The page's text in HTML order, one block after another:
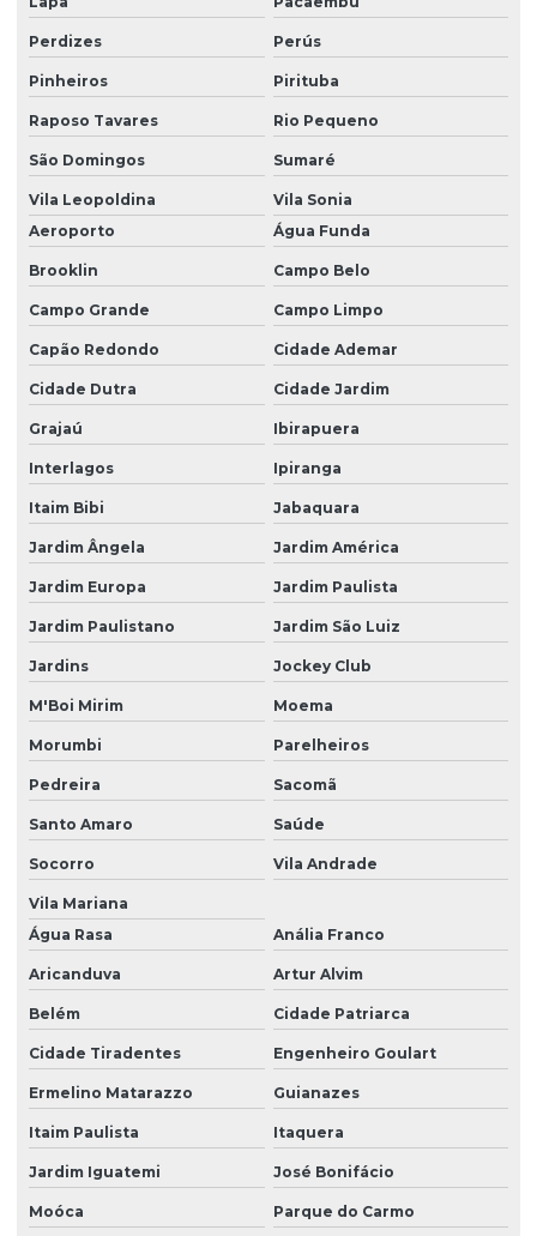
Perdizes Perús
Pinheiros Pirituba
Raposo Tavares Rio Pequeno
São Domingos Sumaré
Vila Leopoldina
Vila Sonia
Aeroporto
Água Funda
Brooklin Campo Belo
Campo Grande Campo Limpo
Capão Redondo Cidade Ademar
Cidade Dutra Cidade Jardim
Grajaú Ibirapuera
Interlagos Ipiranga
Itaim Bibi Jabaquara
Jardim Ângela Jardim América
Jardim Europa Jardim Paulista
Jardim Paulistano Jardim São Luiz
Jardins Jockey Club
M'Boi Mirim Moema
Morumbi Parelheiros
Pedreira Sacomã
Santo Amaro Saúde
Socorro Vila Andrade
Vila Mariana
Água Rasa
Anália Franco
Aricanduva Artur Alvim
Belém Cidade Patriarca
Cidade Tiradentes Engenheiro Goulart
Ermelino Matarazzo Guianazes
Itaim Paulista Itaquera
Jardim Iguatemi José Bonifácio
Moóca Parque do Carmo